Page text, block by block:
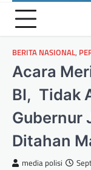
BERITA NASIONAL,
Acara
BI, Tidak
Gubernur
Ditahan
media polisi